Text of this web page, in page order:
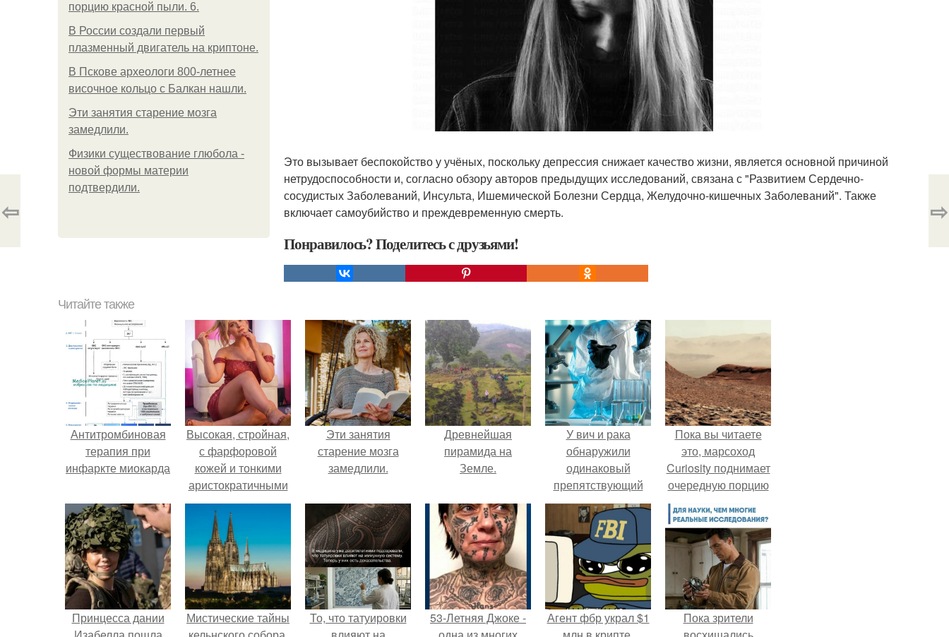
порцию красной пыли. 6.
В России создали первый
плазменный двигатель на криптоне.
В Пскове археологи 800-летнее
височное кольцо с Балкан нашли.
Эти занятия старение мозга
замедлили.
Физики существование глюбола -
новой формы материи
подтвердили.
Это вызывает беспокойство у учёных, поскольку депрессия снижает качество жизни, является основной причиной
нетрудоспособности и, согласно обзору авторов предыдущих исследований, связана с "Развитием Сердечно-
сосудистых Заболеваний, Инсульта, Ишемической Болезни Сердца, Желудочно-кишечных Заболеваний". Также
включает самоубийство и преждевременную смерть.
Понравилось? Поделитесь с друзьями!
⇦ ⇨
Читайте также
Антитромбиновая
терапия при
инфаркте миокарда
Высокая, стройная,
с фарфоровой
кожей и тонкими
аристократичными
чертами, эль
выглядит так, будто
сошла с полотна
художника.
Эти занятия
старение мозга
замедлили.
Древнейшая
пирамида на
Земле.
У вич и рака
обнаружили
одинаковый
препятствующий
лечению механизм.
Пока вы читаете
это, марсоход
Curiosity поднимает
очередную порцию
Принцесса дании
Мистические тайны
То, что татуировки
53-Летняя Джоке -
Агент фбр украл $1
Пока зрители